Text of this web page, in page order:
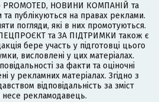
НОВИНИ КОМПАНІЙ та
публікуються на правах реклами.
погляди, які в них промотуються.
та ЗА ПІДТРИМКИ також є
бере участь у підготовці цього
висловлені у цих матеріалах.
за факти та оціночні
у рекламних матеріалах. Згідно з
відповідальність за зміст
рекламодавець.